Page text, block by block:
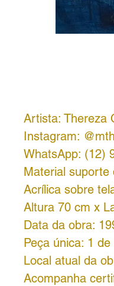
Artista: Thereza
Instagram:
WhatsApp: (12)
Material suporte
Acrílica sobre
Altura 70 cm x
Data da obra:
Peça única: 1 de
Local atual da
Acompanha